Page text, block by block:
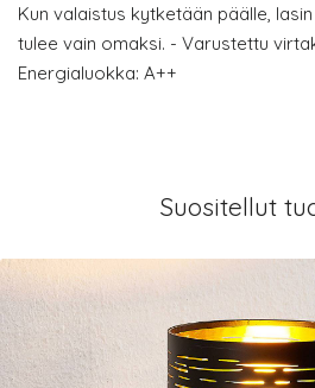
Kun valaistus kytketään päälle,
tulee vain omaksi. - Varustettu
Energialuokka: A++
Suositellut